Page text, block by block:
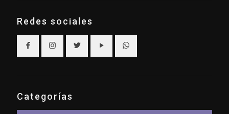
Redes sociales
Categorías